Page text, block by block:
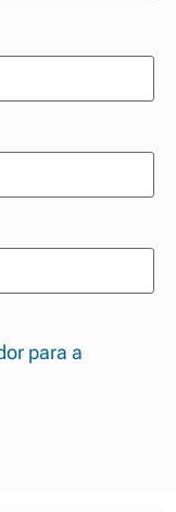
para a